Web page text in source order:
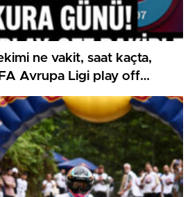
ne vakit, saat kaçta,
Avrupa Ligi play off
olası rakipleri